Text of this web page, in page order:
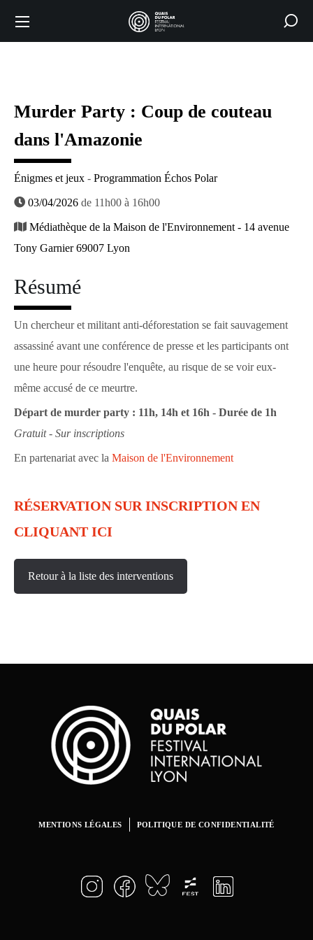
Murder Party : Coup de couteau
dans l'Amazonie
Énigmes et jeux - Programmation Échos Polar
03/04/2026 de 11h00 à 16h00
Médiathèque de la Maison de l'Environnement - 14 avenue
Tony Garnier 69007 Lyon
Résumé
Un chercheur et militant anti-déforestation se fait sauvagement
assassiné avant une conférence de presse et les participants ont
une heure pour résoudre l'enquête, au risque de se voir eux-
même accusé de ce meurtre.
Départ de murder party : 11h, 14h et 16h - Durée de 1h
Gratuit - Sur inscriptions
En partenariat avec la Maison de l'Environnement
RÉSERVATION SUR INSCRIPTION EN
CLIQUANT ICI
Retour à la liste des interventions
MENTIONS LÉGALES POLITIQUE DE CONFIDENTIALITÉ